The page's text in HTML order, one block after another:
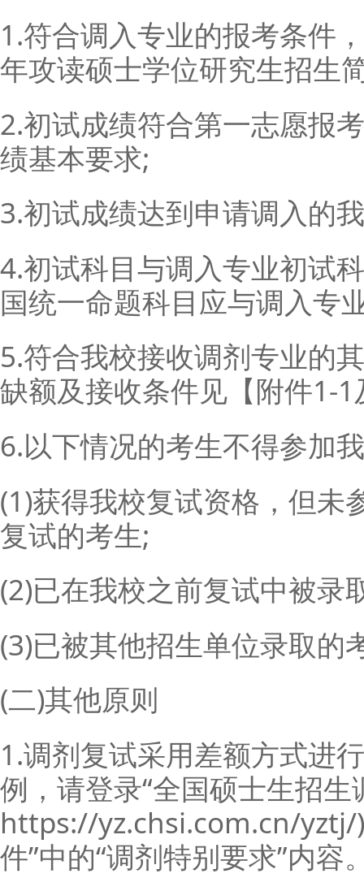
1.符合调入专业的报考条件
年攻读硕士学位研究生招生
2.初试成绩符合第一志愿报
绩基本要求;
3.初试成绩达到申请调入的
4.初试科目与调入专业初试
国统一命题科目应与调入专
5.符合我校接收调剂专业的
缺额及接收条件见【附件1-1
6.以下情况的考生不得参加
(1)获得我校复试资格，但未
复试的考生;
(2)已在我校之前复试中被录
(3)已被其他招生单位录取的
(二)其他原则
1.调剂复试采用差额方式进
例，请登录“全国硕士生招
https://yz.chsi.com.cn/yztj/
件”中的“调剂特别要求”内容